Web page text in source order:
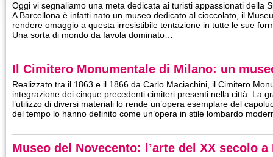
Oggi vi segnaliamo una meta dedicata ai turisti appassionati della
A Barcellona è infatti nato un museo dedicato al cioccolato, il
rendere omaggio a questa irresistibile tentazione in tutte le sue
Una sorta di mondo da favola dominato…
Il Cimitero Monumentale di Milano: un
Realizzato tra il 1863 e il 1866 da Carlo Maciachini, il Cimitero
integrazione dei cinque precedenti cimiteri presenti nella città. La
l’utilizzo di diversi materiali lo rende un’opera esemplare del
del tempo lo hanno definito come un’opera in stile lombardo
Museo del Novecento: l’arte del XX secolo a